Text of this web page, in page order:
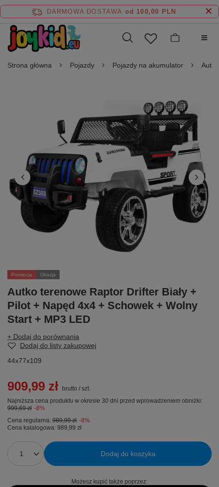
DARMOWA DOSTAWA od 100,00 PLN
Strona główna Pojazdy Pojazdy na akumulator Auta
Promocja Okazja
Autko terenowe Raptor Drifter Biały +
Pilot + Napęd 4x4 + Schowek + Wolny
Start + MP3 LED
+ Dodaj do porównania
Dodaj do listy zakupowej
44x77x109
909,99 zł brutto / szt.
Najniższa cena produktu w okresie 30 dni przed wprowadzeniem obniżki:
999,69 zł -8%
Cena regularna: 989,99 zł -8%
Cena katalogowa: 989,99 zł
Dodaj do koszyka
Możesz kupić także poprzez: